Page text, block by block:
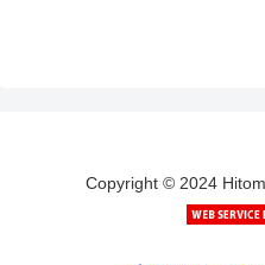
Copyright © 2024